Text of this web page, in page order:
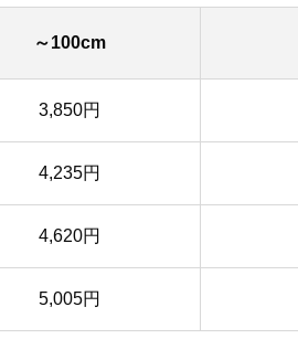
～100cm
3,850円
4,235円
4,620円
5,005円